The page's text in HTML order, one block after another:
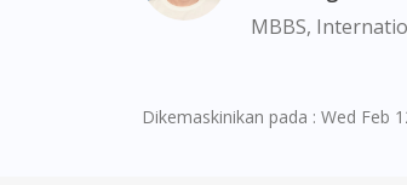
MBBS,
Dikemaskinikan pada : Wed Feb